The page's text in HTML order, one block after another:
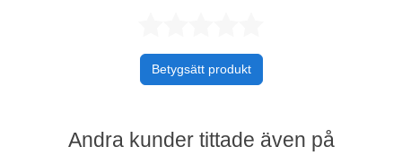
Betygsätt produkt
Andra kunder tittade även på